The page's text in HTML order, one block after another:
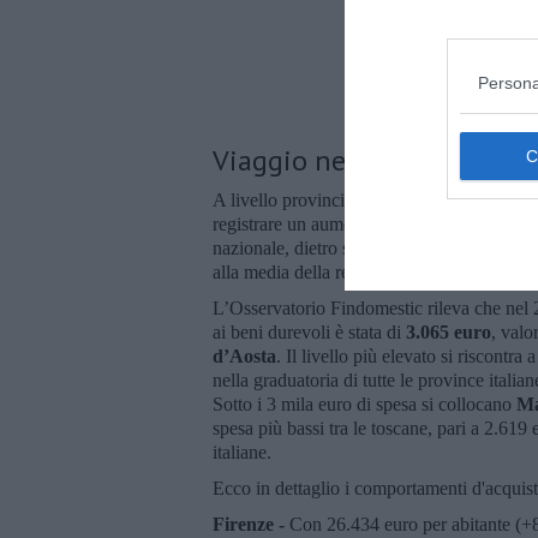
La spesa per
Viaggio nelle province
A livello provinciale è
la provincia
registrare un aumento collocandosi in
nazionale, dietro soltanto a Milano.
alla media della regione si sono osservate a
L’Osservatorio Findomestic rileva che nel
ai beni durevoli è stata di 3.065 euro,
d’Aosta. Il livello più elevato si riscontra a
nella graduatoria di tutte le province
Sotto i 3 mila euro di spesa si collocano
spesa più bassi tra le toscane, pari a
italiane.
Ecco in dettaglio i comportamenti
Firenze - Con 26.434 euro per abitante